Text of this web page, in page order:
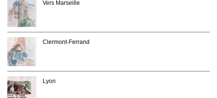
Vers Marseille
Clermont-Ferrand
Lyon